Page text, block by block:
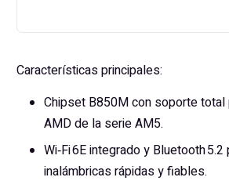
Características principales:
Chipset B850M con soporte
AMD de la serie AM5.
Wi‑Fi 6E integrado y Bluetooth
inalámbricas rápidas y fiables.